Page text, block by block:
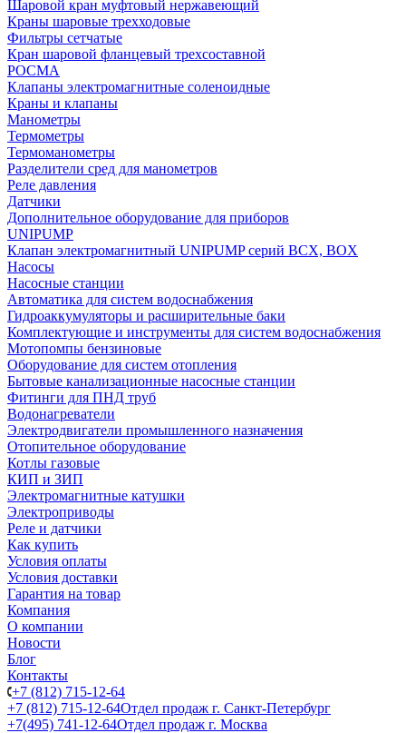
Шаровой кран муфтовый нержавеющий
Краны шаровые трехходовые
Фильтры сетчатые
Кран шаровой фланцевый трехсоставной
РОСМА
Клапаны электромагнитные соленоидные
Краны и клапаны
Манометры
Термометры
Термоманометры
Разделители сред для манометров
Реле давления
Датчики
Дополнительное оборудование для приборов
UNIPUMP
Клапан электромагнитный UNIPUMP серий BCX, BOX
Насосы
Насосные станции
Автоматика для систем водоснабжения
Гидроаккумуляторы и расширительные баки
Комплектующие и инструменты для систем водоснабжения
Мотопомпы бензиновые
Оборудование для систем отопления
Бытовые канализационные насосные станции
Фитинги для ПНД труб
Водонагреватели
Электродвигатели промышленного назначения
Отопительное оборудование
Котлы газовые
КИП и ЗИП
Электромагнитные катушки
Электроприводы
Реле и датчики
Как купить
Условия оплаты
Условия доставки
Гарантия на товар
Компания
О компании
Новости
Блог
Контакты
+7 (812) 715-12-64
+7 (812) 715-12-64Отдел продаж г. Санкт-Петербург
+7(495) 741-12-64Отдел продаж г. Москва